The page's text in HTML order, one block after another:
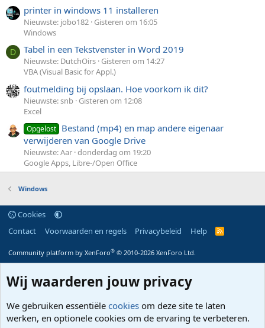
printer in windows 11 installeren
Nieuwste: jobo182 Gisteren om 16:05
Windows
D Tabel in een Tekstvenster in Word 2019
Nieuwste: DutchOirs Gisteren om 14:27
VBA (Visual Basic for Appl.)
foutmelding bij opslaan. Hoe voorkom ik dit?
Nieuwste: snb Gisteren om 12:08
Excel
Opgelost Bestand (mp4) en map andere eigenaar
verwijderen van Google Drive
Nieuwste: Aar donderdag om 19:20
Google Apps, Libre-/Open Office
Windows
Cookies
Contact
Voorwaarden en regels Privacybeleid Help
R
Community platform by XenForo® © 2010-2026 XenForo Ltd.
Wij waarderen jouw privacy
We gebruiken essentiële cookies om deze site te laten
werken, en optionele cookies om de ervaring te verbeteren.